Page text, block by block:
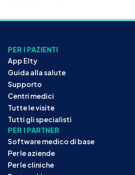
PER I PAZIENTI
App Elty
Guida alla salute
Supporto
Centri medici
Tutte le visite
Tutti gli specialisti
PER I PARTNER
Software medico di base
Per le aziende
Per le cliniche